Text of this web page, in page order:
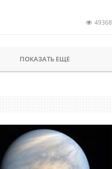
49368
ПОКАЗАТЬ ЕЩЕ